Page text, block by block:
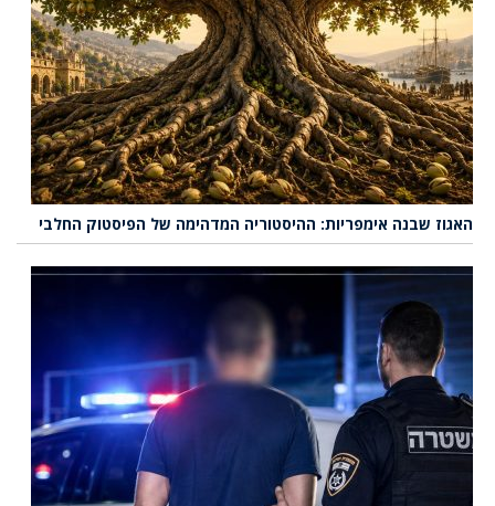
האגוז שבנה אימפריות: ההיסטוריה המדהימה של הפיסטוק החלבי